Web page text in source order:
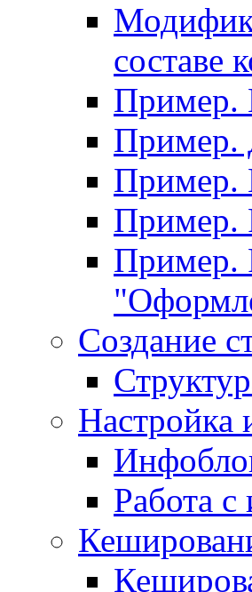
составе
Пример.
Пример.
Пример.
Пример.
Пример.
Создание
Настройка
Работа